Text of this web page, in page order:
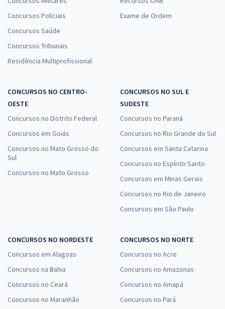
Concursos Policiais
Concursos Saúde
Concursos Tribunais
Residência Multiprofissional
Exame de Ordem
CONCURSOS NO CENTRO-
OESTE
Concursos no Distrito Federal
Concursos em Goiás
Concursos no Mato Grosso do
Sul
Concursos no Mato Grosso
CONCURSOS NO SUL E
SUDESTE
Concursos no Paraná
Concursos no Rio Grande do Sul
Concursos em Santa Catarina
Concursos no Espírito Santo
Concursos em Minas Gerais
Concursos no Rio de Janeiro
Concursos em São Paulo
CONCURSOS NO NORDESTE
Concursos em Alagoas
Concursos na Bahia
Concursos no Ceará
Concursos no Maranhão
CONCURSOS NO NORTE
Concursos no Acre
Concursos no Amazonas
Concursos no Amapá
Concursos no Pará